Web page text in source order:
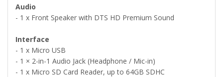
Audio
- 1 x Front Speaker with DTS HD Premium Sound
Interface
- 1 x Micro USB
- 1 × 2-in-1 Audio Jack (Headphone / Mic-in)
- 1 x Micro SD Card Reader, up to 64GB SDHC